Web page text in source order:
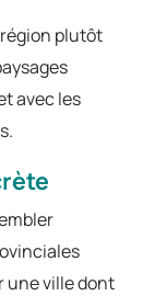
plutôt
avec les
une ville dont